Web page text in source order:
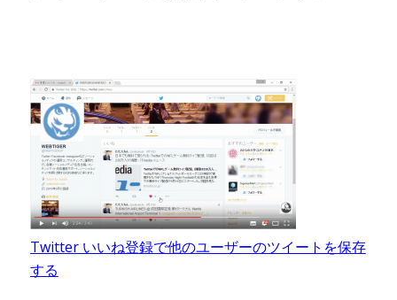
Twitter いいね登録で他のユーザーのツイートを保存
する